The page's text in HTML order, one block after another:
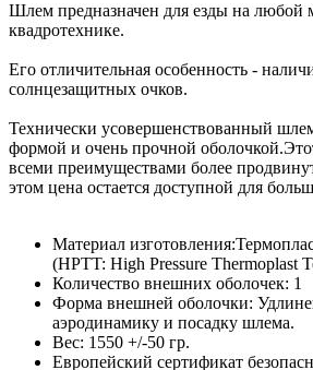
Шлем предназначен для езды на любой
квадротехнике.
Его отличительная особенность -
солнцезащитных очков.
Технически усовершенствованный
формой и очень прочной
всеми преимуществами более
этом цена остается доступной для
Материал
(HPTT: High Pressure Thermoplast
Количество внешних оболочек: 1
Форма внешней оболочки:
аэродинамику и посадку шлема.
Вес: 1550 +/-50 гр.
Европейский сертификат